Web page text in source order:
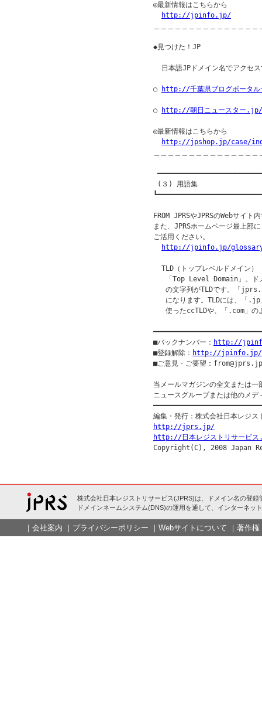
◎最新情報はこちらから
http://jpinfo.jp/
◆見つけた！JP
日本語JPドメイン名でアクセ
○ http://千葉県ブログポータ
○ http://朝日ニュースター.jp/
◎最新情報はこちらから
http://jpshop.jp/case/
(３) 用語集
FROM JPRSやJPRSのWebサイ
また、JPRSホームページ最上部
ご活用ください。
http://jpinfo.jp/
  TLD（トップレベルドメイン）
「Top Level Domain」。ド
の文字列がTLDです。「
になります。TLDには、「
使ったccTLDや、「.com」
■バックナンバー： http://
■登録解除： http://jpinfo.jp/
■ご意見・ご要望：from@jprs.jp
当メールマガジンの全文または
ニュースグループまたは他のメ
http://jprs.jp/
http://日本レジストリサービ
株式会社日本レジストリサービス(JPRS)は、ドメイン名の登録
ドメインネームシステム(DNS)の運用を通して、インターネッ
｜ 会社案内 ｜ プライバシーポリシー ｜ Webサイトについて ｜ 著作権